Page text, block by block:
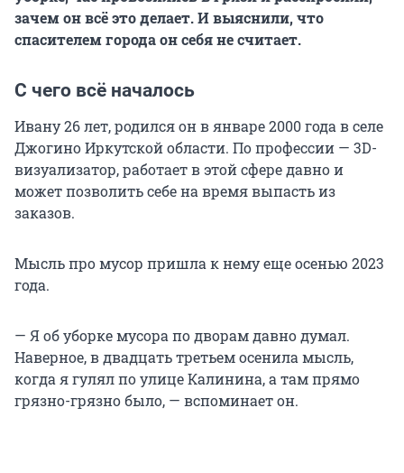
зачем он всё это делает. И выяснили, что
спасителем города он себя не считает.
С чего всё началось
Ивану 26 лет, родился он в январе 2000 года в селе
Джогино Иркутской области. По профессии — 3D-
визуализатор, работает в этой сфере давно и
может позволить себе на время выпасть из
заказов.
Мысль про мусор пришла к нему еще осенью 2023
года.
— Я об уборке мусора по дворам давно думал.
Наверное, в двадцать третьем осенила мысль,
когда я гулял по улице Калинина, а там прямо
грязно-грязно было, — вспоминает он.